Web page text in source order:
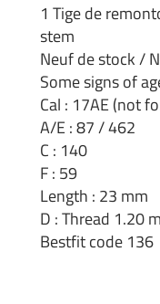
1 Tige de
stem
Neuf de stock /
Some signs of
Cal : 17AE (not
A/E : 87 / 462
C : 140
F : 59
Length : 23 mm
D : Thread 1.20
Bestfit code 136